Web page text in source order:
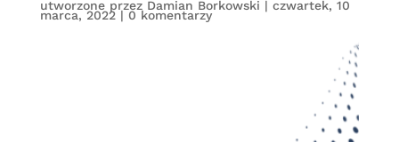
utworzone przez Damian Borkowski | czwartek, 10
marca, 2022| 0 komentarzy